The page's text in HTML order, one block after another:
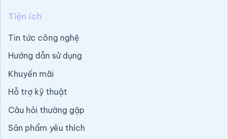
Tiện ích
Tin tức công nghệ
Hướng dẫn sử dụng
Khuyến mãi
Hỗ trợ kỹ thuật
Câu hỏi thường gặp
Sản phẩm yêu thích